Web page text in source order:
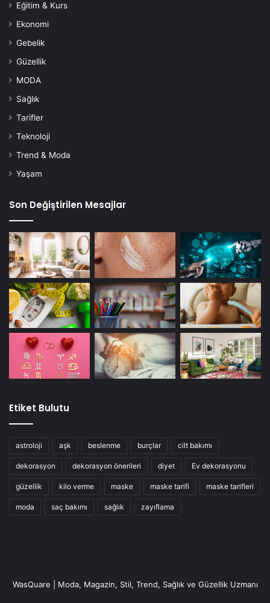
Diş içinde sürekli zonklanma
Diş ağrısı, kendiliğinden veya uyarılarak ortaya çıkabilecek
Ek belirtiler aşağıdakileri içerebilir
Baş ağrısı
Boyun ağrısı
Kulak ağrısı
Ağızda kötü tat veya koku
Eğitim & Kurs
Ekonomi
Gebelik
Güzellik
MODA
Sağlık
Tarifler
Teknoloji
Trend & Moda
Yaşam
Son Değiştirilen Mesajlar
Etiket Bulutu
astroloji aşk beslenme burçlar cilt bakımı
dekorasyon dekorasyon önerileri diyet Ev dekorasyonu
güzellik kilo verme maske maske tarifi maske tarifleri
moda saç bakımı sağlık zayıflama
WasQuare | Moda, Magazin, Stil, Trend, Sağlık ve Güzellik Uzmanı